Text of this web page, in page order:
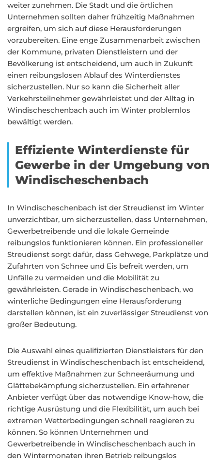
weiter zunehmen. Die Stadt und die örtlichen
Unternehmen sollten daher frühzeitig Maßnahmen
ergreifen, um sich auf diese Herausforderungen
vorzubereiten. Eine enge Zusammenarbeit zwischen
der Kommune, privaten Dienstleistern und der
Bevölkerung ist entscheidend, um auch in Zukunft
einen reibungslosen Ablauf des Winterdienstes
sicherzustellen. Nur so kann die Sicherheit aller
Verkehrsteilnehmer gewährleistet und der Alltag in
Windischeschenbach auch im Winter problemlos
bewältigt werden.
Effiziente Winterdienste für
Gewerbe in der Umgebung von
Windischeschenbach
In Windischeschenbach ist der Streudienst im Winter
unverzichtbar, um sicherzustellen, dass Unternehmen,
Gewerbetreibende und die lokale Gemeinde
reibungslos funktionieren können. Ein professioneller
Streudienst sorgt dafür, dass Gehwege, Parkplätze und
Zufahrten von Schnee und Eis befreit werden, um
Unfälle zu vermeiden und die Mobilität zu
gewährleisten. Gerade in Windischeschenbach, wo
winterliche Bedingungen eine Herausforderung
darstellen können, ist ein zuverlässiger Streudienst von
großer Bedeutung.
Die Auswahl eines qualifizierten Dienstleisters für den
Streudienst in Windischeschenbach ist entscheidend,
um effektive Maßnahmen zur Schneeräumung und
Glättebekämpfung sicherzustellen. Ein erfahrener
Anbieter verfügt über das notwendige Know-how, die
richtige Ausrüstung und die Flexibilität, um auch bei
extremen Wetterbedingungen schnell reagieren zu
können. So können Unternehmen und
Gewerbetreibende in Windischeschenbach auch in
den Wintermonaten ihren Betrieb reibungslos